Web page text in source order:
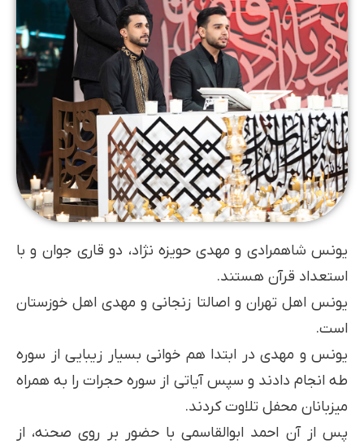
یونس شاهمرادی و مهدی حویزه نژاد، دو قاری جوان و با
استعداد قرآن هستند.
یونس اهل تهران و اصالتا زنجانی و مهدی اهل خوزستان
است.
یونس و مهدی در ابتدا هم خوانی بسیار زیبایی از سوره
طه انجام دادند و سپس آیاتی از سوره حجرات را به همراه
میزبانان محفل تلاوت کردند.
پس از آن احمد ابوالقاسمی با حضور بر روی صحنه، از